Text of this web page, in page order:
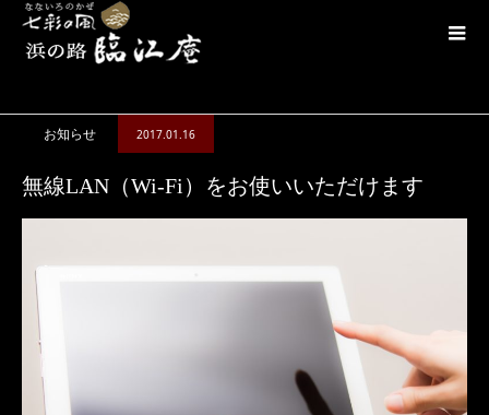
お知らせ 2017.01.16
無線LAN（Wi-Fi）をお使いいただけます